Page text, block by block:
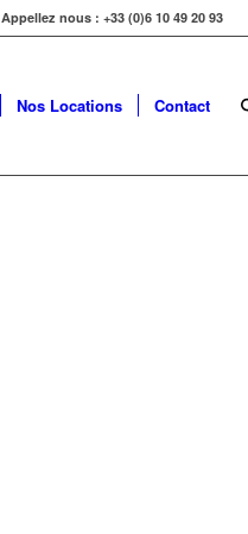
Appellez nous : +33 (0)6 10 49 20 93
Nos Locations Contact